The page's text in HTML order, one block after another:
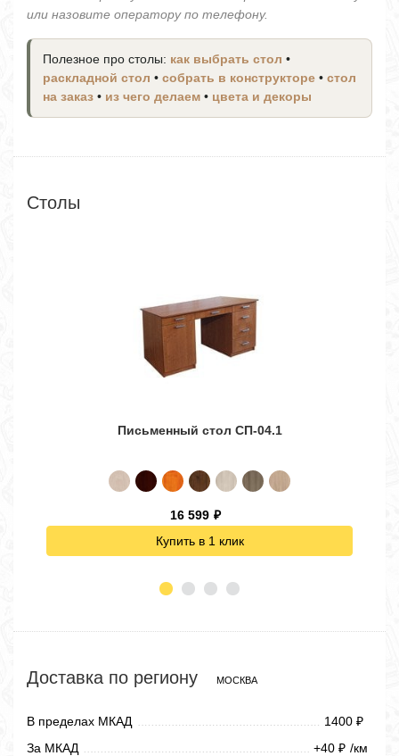
или назовите оператору по телефону.
Полезное про столы: как выбрать стол •
раскладной стол • собрать в конструкторе • стол
на заказ • из чего делаем • цвета и декоры
Столы
Письменный стол СП-04.1
16 599 ₽
Купить в 1 клик
Доставка по региону МОСКВА
В пределах МКАД 1400 ₽
За МКАД +40 ₽ /км